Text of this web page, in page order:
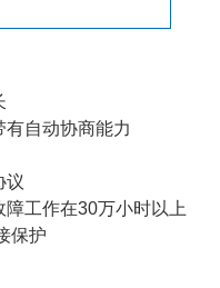
自动协商能力
议
工作在30万小时以上
保护